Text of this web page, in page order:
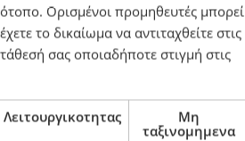
Ορισμένοι προμηθευτές μπορεί
το δικαίωμα να αντιταχθείτε στις
σας οποιαδήποτε στιγμή στις
Λειτουργικοτητας
Μη
ταξινομημενα